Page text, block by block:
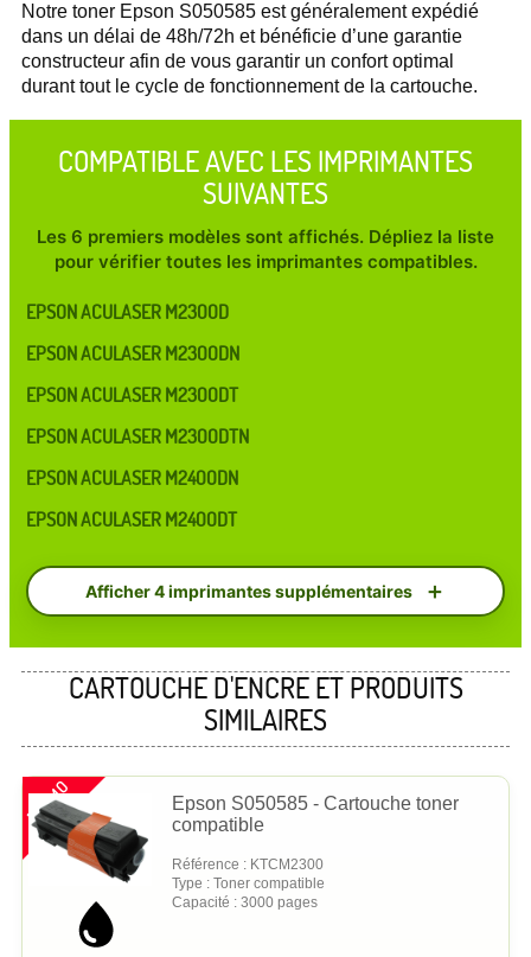
Notre toner Epson S050585 est généralement expédié
dans un délai de 48h/72h et bénéficie d’une garantie
constructeur afin de vous garantir un confort optimal
durant tout le cycle de fonctionnement de la cartouche.
COMPATIBLE AVEC LES IMPRIMANTES
SUIVANTES
Les 6 premiers modèles sont affichés. Dépliez la liste
pour vérifier toutes les imprimantes compatibles.
EPSON ACULASER M2300D
EPSON ACULASER M2300DN
EPSON ACULASER M2300DT
EPSON ACULASER M2300DTN
EPSON ACULASER M2400DN
EPSON ACULASER M2400DT
Afficher 4 imprimantes supplémentaires
CARTOUCHE D'ENCRE ET PRODUITS
SIMILAIRES
PROMO
Epson S050585 - Cartouche toner
compatible
Référence : KTCM2300
Type : Toner compatible
Capacité : 3000 pages